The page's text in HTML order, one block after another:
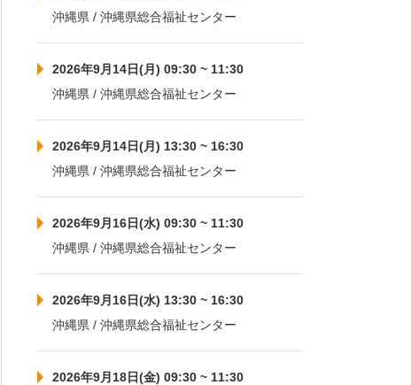
沖縄県 / 沖縄県総合福祉センター
2026年9月14日(月) 09:30 ~ 11:30
沖縄県 / 沖縄県総合福祉センター
2026年9月14日(月) 13:30 ~ 16:30
沖縄県 / 沖縄県総合福祉センター
2026年9月16日(水) 09:30 ~ 11:30
沖縄県 / 沖縄県総合福祉センター
2026年9月16日(水) 13:30 ~ 16:30
沖縄県 / 沖縄県総合福祉センター
2026年9月18日(金) 09:30 ~ 11:30